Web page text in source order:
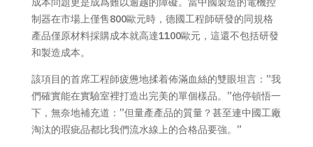
制器在市場上僅售800歐元時，德國工程師研發的同規格
產品僅原材料採購成本就高達1100歐元，這還不包括研發
和製造成本。
該項目的首席工程師疲憊地揉着佈滿血絲的雙眼坦言：”我
們確實能在實驗室裡打造出完美的單個樣品。”他停頓悟一
下，無奈地補充道：”但量產產品的質量？甚至連中國工廠
淘汰的瑕疵品都比我們流水線上的合格品要強。”